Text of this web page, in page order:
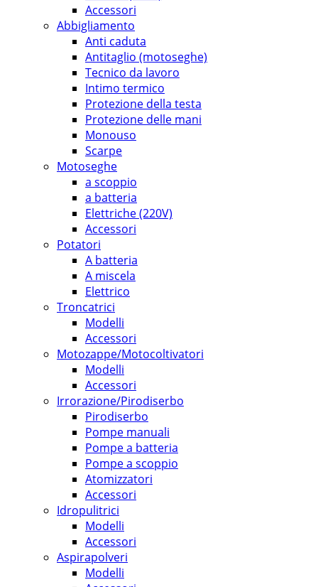
Accessori
Abbigliamento
Anti caduta
Antitaglio (motoseghe)
Tecnico da lavoro
Intimo termico
Protezione della testa
Protezione delle mani
Monouso
Scarpe
Motoseghe
a scoppio
a batteria
Elettriche (220V)
Accessori
Potatori
A batteria
A miscela
Elettrico
Troncatrici
Modelli
Accessori
Motozappe/Motocoltivatori
Modelli
Accessori
Irrorazione/Pirodiserbo
Pirodiserbo
Pompe manuali
Pompe a batteria
Pompe a scoppio
Atomizzatori
Accessori
Idropulitrici
Modelli
Accessori
Aspirapolveri
Modelli